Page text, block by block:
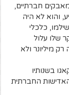
חברתיים,
והוא לא היה
כלכלי
שלו עלול
מיליונר ולא
בשנותיו
החברתית